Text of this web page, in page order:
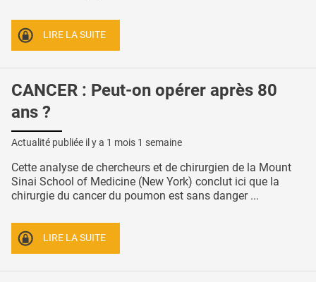
LIRE LA SUITE
CANCER : Peut-on opérer après 80
ans ?
Actualité publiée il y a 1 mois 1 semaine
Cette analyse de chercheurs et de chirurgien de la Mount
Sinai School of Medicine (New York) conclut ici que la
chirurgie du cancer du poumon est sans danger ...
LIRE LA SUITE